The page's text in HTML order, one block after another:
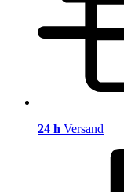
24 h Versand